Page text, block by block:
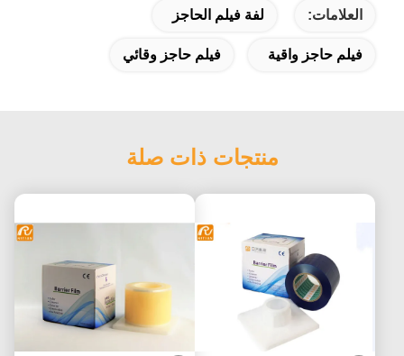
العلامات: لفة فيلم الحاجز
فيلم حاجز واقية فيلم حاجز وقائي
منتجات ذات صلة